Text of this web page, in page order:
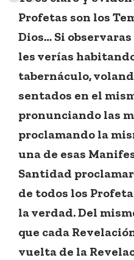
Profetas son los
Dios… Si
les verías
tabernáculo,
sentados en el
pronunciando las
proclamando la
una de esas
Santidad
de todos los
la verdad. Del
que cada
vuelta de la